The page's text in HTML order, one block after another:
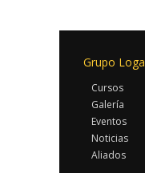
Grupo Loga
Cursos
Galería
Eventos
Noticias
Aliados